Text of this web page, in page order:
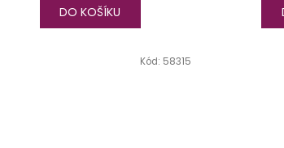
DO KOŠÍKU
Kód: 58315